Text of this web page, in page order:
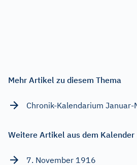
Mehr Artikel zu diesem Thema
Chronik-Kalendarium
Weitere Artikel aus dem Kalender
7. November 1916